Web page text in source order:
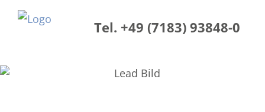
Tel. +49 (7183) 93848-0